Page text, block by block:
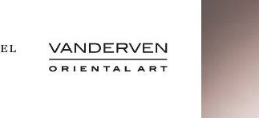
Vandeven
Oriental Art